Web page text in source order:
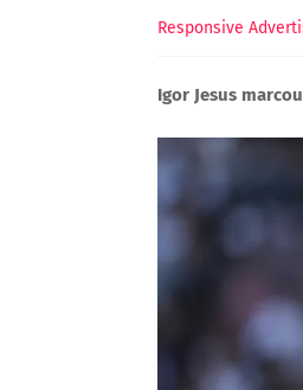
Responsive
Igor Jesus